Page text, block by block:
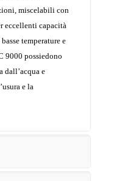
miscelabili con
eccellenti capacità
temperature e
9000 possiedono
dall’acqua e
e la